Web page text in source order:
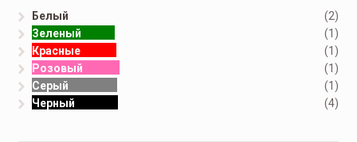
Белый
(2)
Зеленый
(1)
Красные
(1)
Розовый
(1)
Серый
(1)
Черный
(4)